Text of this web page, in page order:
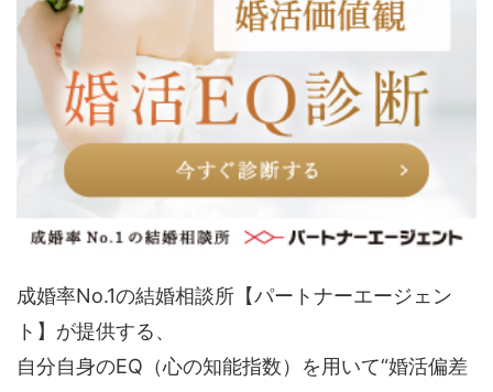
成婚率No.1の結婚相談所【パートナーエージェン
ト】が提供する、
自分自身のEQ（心の知能指数）を用いて“婚活偏差